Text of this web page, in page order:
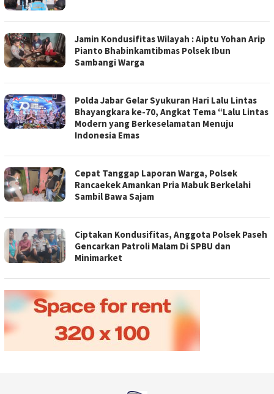
Jamin Kondusifitas Wilayah : Aiptu Yohan Arip
Pianto Bhabinkamtibmas Polsek Ibun
Sambangi Warga
Polda Jabar Gelar Syukuran Hari Lalu Lintas
Bhayangkara ke-70, Angkat Tema “Lalu Lintas
Modern yang Berkeselamatan Menuju
Indonesia Emas
Cepat Tanggap Laporan Warga, Polsek
Rancaekek Amankan Pria Mabuk Berkelahi
Sambil Bawa Sajam
Ciptakan Kondusifitas, Anggota Polsek Paseh
Gencarkan Patroli Malam Di SPBU dan
Minimarket